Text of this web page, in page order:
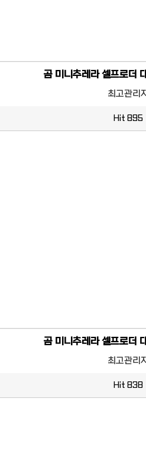
곰 미니추레라 셀프로더
최고관리
Hit 895
곰 미니추레라 셀프로더
최고관리
Hit 838